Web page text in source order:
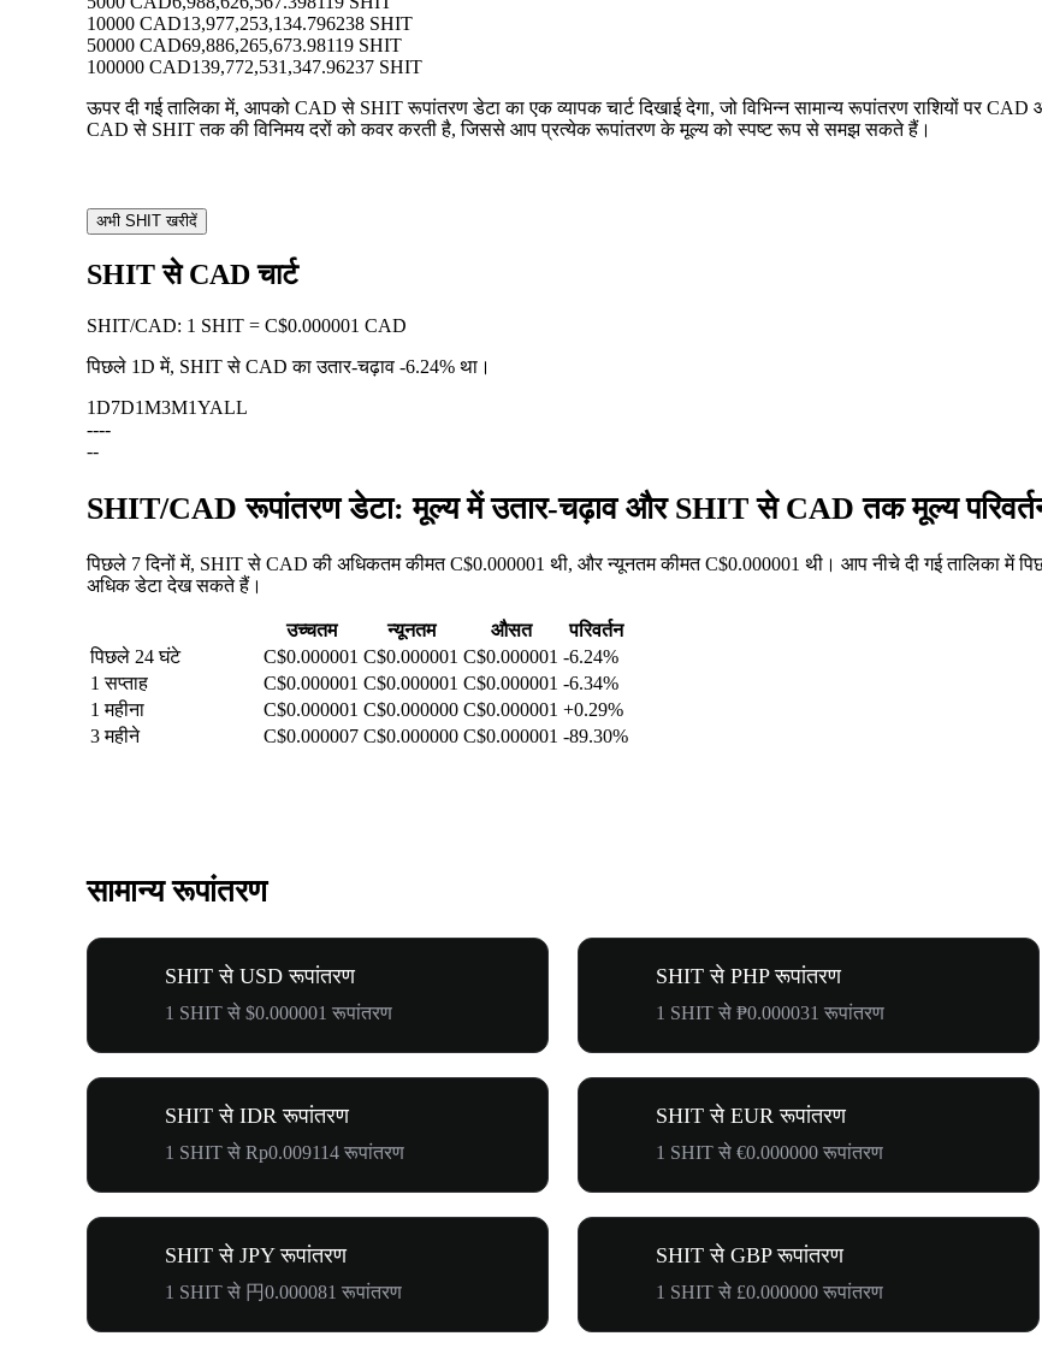
10000 CAD13,977,253,134.796238 SHIT
50000 CAD69,886,265,673.98119 SHIT
100000 CAD139,772,531,347.96237 SHIT
ऊपर दी गई तालिका में, आपको CAD से SHIT रूपांतरण डेटा का एक व्यापक चार्ट दिखाई देगा, जो विभिन्न सामान्य रूपांतरण राशियों पर
CAD से SHIT तक की विनिमय दरों को कवर करती है, जिससे आप प्रत्येक रूपांतरण के मूल्य को स्पष्ट रूप से समझ सकते हैं।
अभी SHIT खरीदें
SHIT से CAD चार्ट
SHIT/CAD: 1 SHIT = C$0.000001 CAD
पिछले 1D में, SHIT से CAD का उतार-चढ़ाव -6.24% था।
1D7D1M3M1YALL
----
--
SHIT/CAD रूपांतरण डेटा: मूल्य में उतार-चढ़ाव और SHIT से CAD तक मूल्य
पिछले 7 दिनों में, SHIT से CAD की अधिकतम कीमत C$0.000001 थी, और न्यूनतम कीमत C$0.000001 थी। आप नीचे दी गई तालिका में
अधिक डेटा देख सकते हैं।
उच्चतम न्यूनतम औसत
परिवर्तन
पिछले 24 घंटे
C$0.000001 C$0.000001 C$0.000001 -6.24%
1 सप्ताह
C$0.000001 C$0.000001 C$0.000001 -6.34%
1 महीना
C$0.000001 C$0.000000 C$0.000001 +0.29%
3 महीने
C$0.000007 C$0.000000 C$0.000001 -89.30%
सामान्य रूपांतरण
SHIT से USD रूपांतरण
1 SHIT से $0.000001 रूपांतरण
SHIT से PHP रूपांतरण
1 SHIT से ₱0.000031 रूपांतरण
SHIT से IDR रूपांतरण
1 SHIT से Rp0.009114 रूपांतरण
SHIT से EUR रूपांतरण
1 SHIT से €0.000000 रूपांतरण
SHIT से JPY रूपांतरण
1 SHIT से 円0.000081 रूपांतरण
SHIT से GBP रूपांतरण
1 SHIT से £0.000000 रूपांतरण